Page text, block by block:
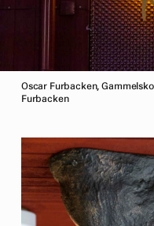
Oscar Furbacken,
Furbacken